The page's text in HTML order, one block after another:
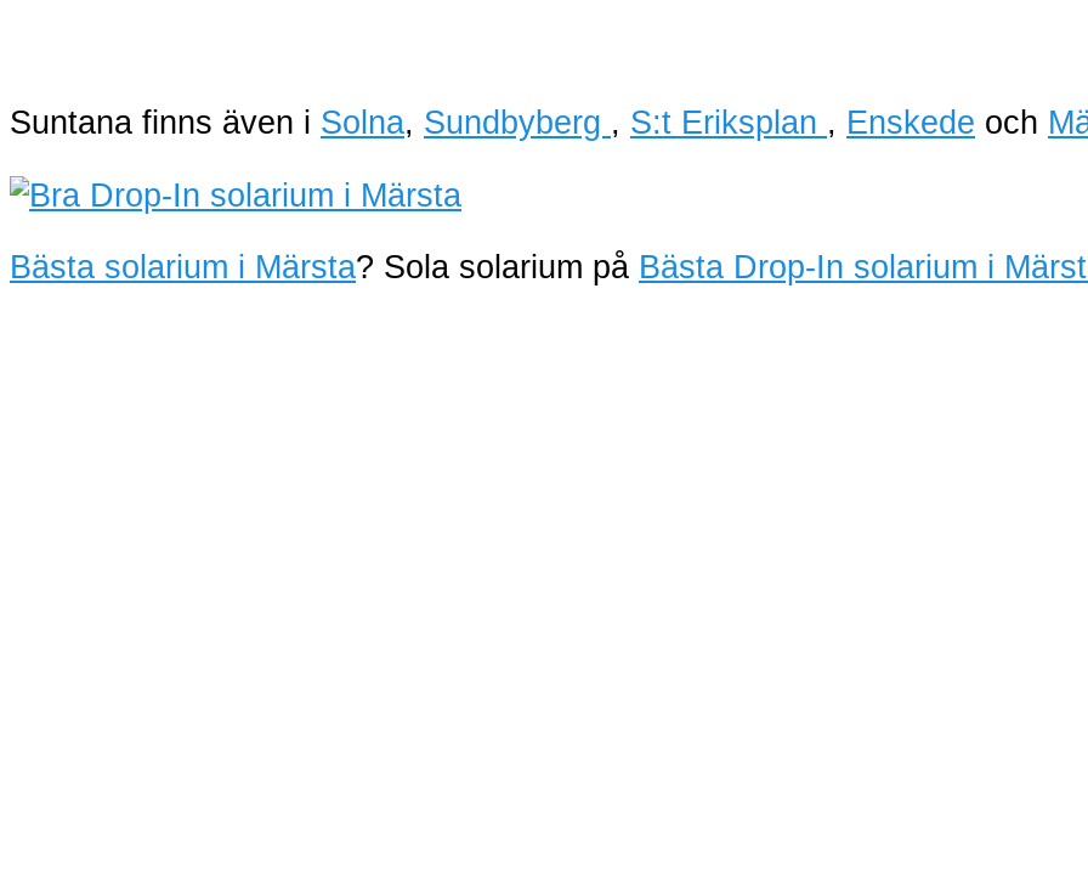
Suntana finns även i Solna, Sundbyberg , S:t Eriksplan , Enskede och
Bästa solarium i Märsta? Sola solarium på Bästa Drop-In solarium i